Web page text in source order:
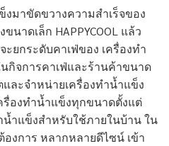
มาขัดขวางความสำเร็จของ
าดเล็ก HAPPYCOOL แล้ว
ยกระดับคาเฟ่ของ เครื่องทำ
กิจการคาเฟ่และร้านค้าขนาด
ตและจำหน่ายเครื่องทำน้ำแข็ง
องทำน้ำแข็งทุกขนาดตั้งแต่
น้ำแข็งสำหรับใช้ภายในบ้าน ใน
งการ หลากหลายดีไซน์ เข้า